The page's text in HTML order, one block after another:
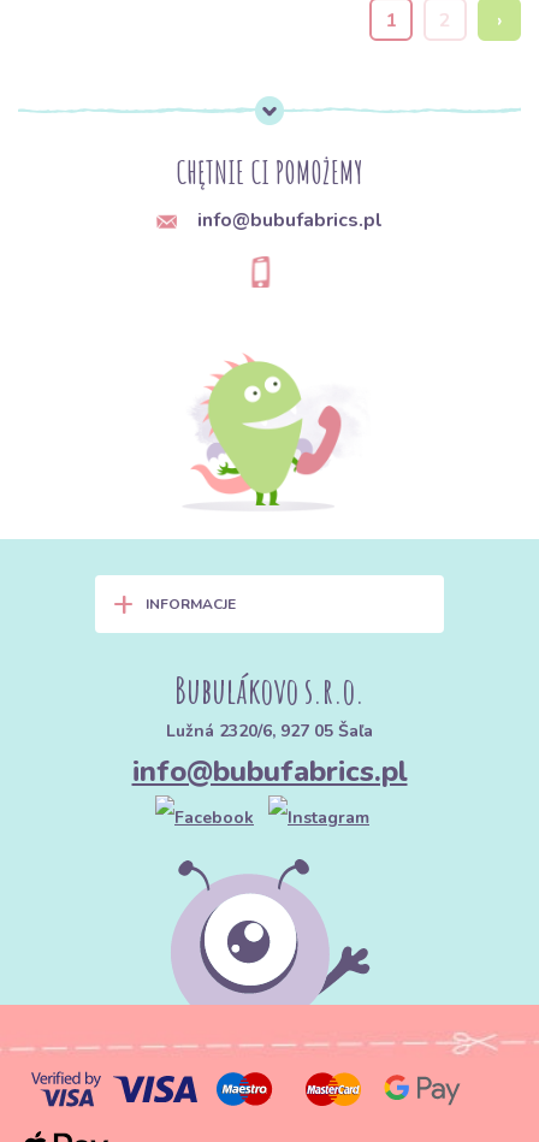
1 2 ›
CHĘTNIE CI POMOŻEMY
info@bubufabrics.pl
+ INFORMACJE
Bubulákovo s.r.o.
Lužná 2320/6, 927 05 Šaľa
info@bubufabrics.pl